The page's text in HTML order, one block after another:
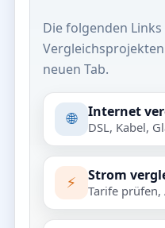
Die folgenden
neuen Tab.
🌐 Internet
DSL, Kabel,
⚡ Strom
Tarife